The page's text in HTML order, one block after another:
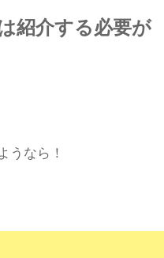
紹介する必要が
うなら！